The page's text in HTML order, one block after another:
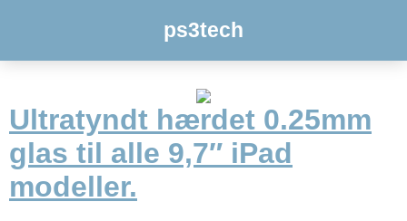
ps3tech
Ultratyndt hærdet 0.25mm
glas til alle 9,7″ iPad
modeller.